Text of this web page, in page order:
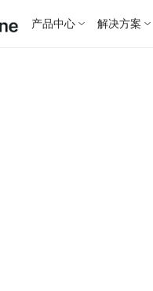
产品中心 解决方案